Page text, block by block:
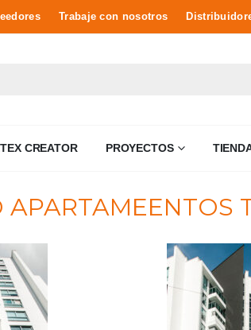
Trabaje con nosotros
CREATOR PROYECTOS
APARTAMEENTOS